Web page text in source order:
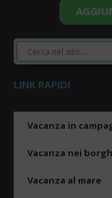
LINK RAPIDI
Vacanza in
Vacanza nei
Vacanza al mare